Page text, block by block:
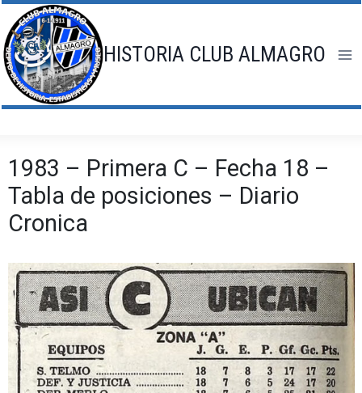
Saltar
al
contenido
HISTORIA CLUB ALMAGRO
1983 – Primera C – Fecha 18 –
Tabla de posiciones – Diario
Cronica